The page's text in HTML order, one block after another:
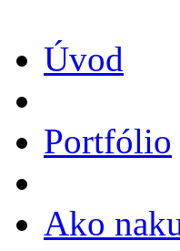
Úvod
Portfólio
Ako